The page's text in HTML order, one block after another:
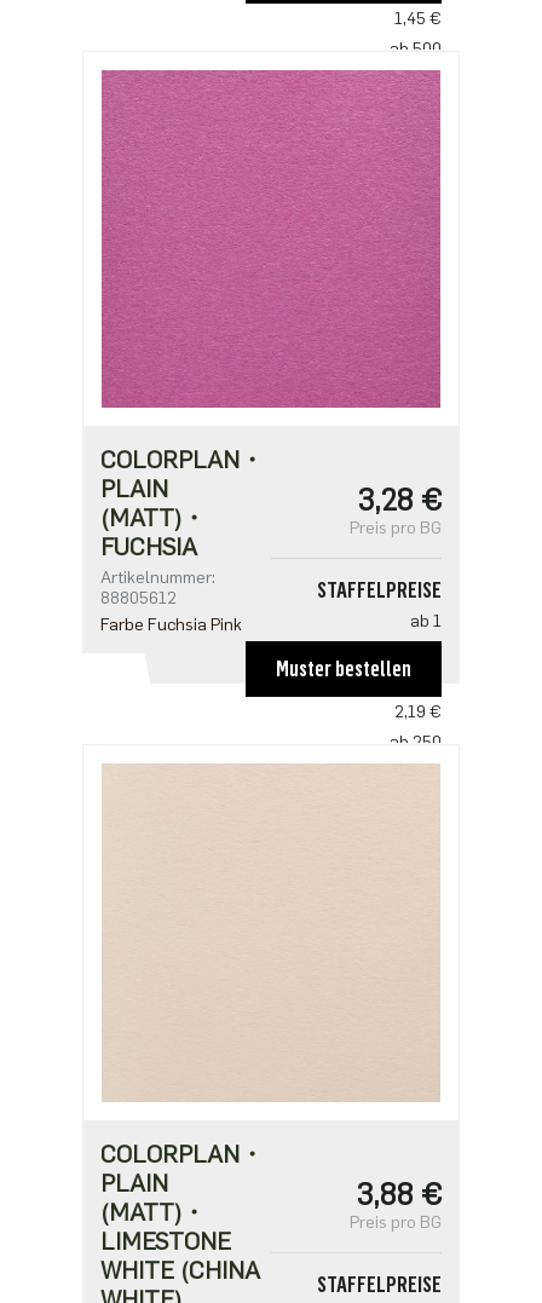
1,45 €
ab 500
1,41 €
ab 1250
1,21 €
ab 2500
0,97 €
COLORPLAN・
PLAIN
(MATT)・
FUCHSIA
Artikelnummer:
88805612
Farbe Fuchsia Pink
3,28 €
Preis pro BG
STAFFELPREISE
ab 1
ab 125
2,19 €
ab 250
Muster bestellen
COLORPLAN・
PLAIN
(MATT)・
LIMESTONE
WHITE (CHINA
3,88 €
Preis pro BG
STAFFELPREISE